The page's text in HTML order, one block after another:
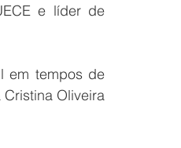
e líder de
em tempos de
Oliveira